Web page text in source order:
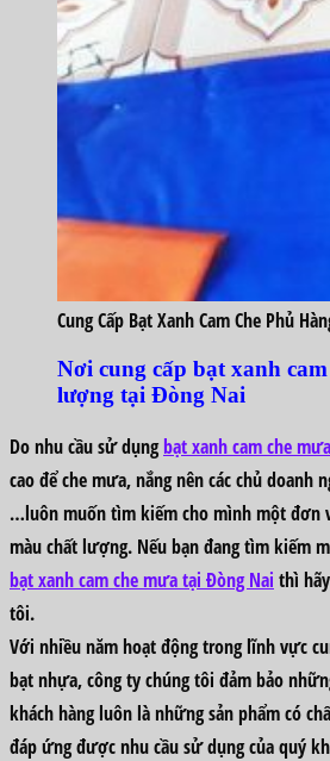
Cung Cấp Bạt Xanh Cam Che Phủ
Nơi cung cấp bạt xanh
lượng tại Đòng Nai
Do nhu cầu sử dụngbạt xanh cam che
cao để che mưa, nắng nên các chủ doanh
…luôn muốn tìm kiếm cho mình một đơn
màu chất lượng. Nếu bạn đang tìm kiếm
bạt xanh cam che mưa tại Đòng Nai thì
tôi.
Với nhiều năm hoạt động trong lĩnh vực
bạt nhựa, công ty chúng tôi đảm bảo
khách hàng luôn là những sản phẩm có
đáp ứng được nhu cầu sử dụng của quý